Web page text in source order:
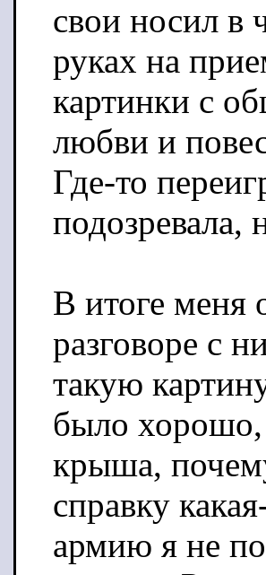
свои носил в
руках на
картинки с
любви и
Где-то
подозревала,
В итоге меня
разговоре с
такую
было хорошо,
крыша,
справку
армию я не